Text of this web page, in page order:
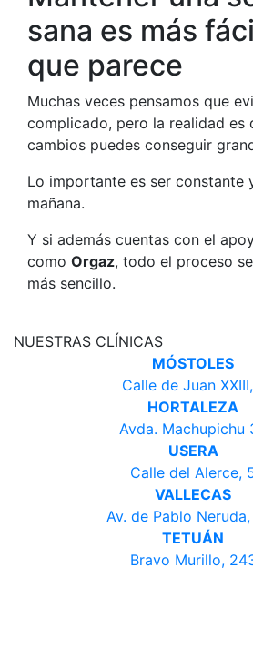
sana es más
que parece
Muchas veces pensamos que
complicado, pero la realidad es
cambios puedes conseguir
Lo importante es ser constante
mañana.
Y si además cuentas con el
como Orgaz, todo el proceso
más sencillo.
NUESTRAS CLÍNICAS
MÓSTOLES
Calle de Juan
HORTALEZA
Avda. Machupichu
USERA
Calle del Alerce,
VALLECAS
Av. de Pablo Neruda,
TETUÁN
Bravo Murillo,